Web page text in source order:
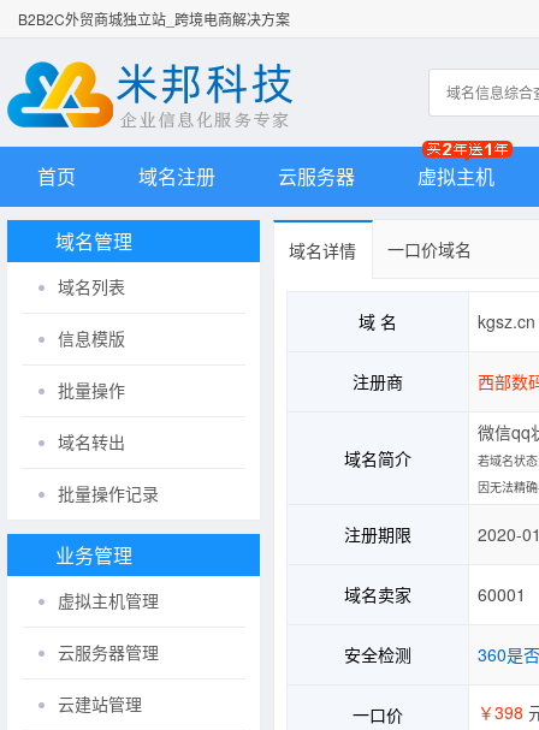
B2B2C外贸商城独立站_跨境电商解决方案
首页 域名注册 云服务器 虚拟主机
域名管理
域名列表
信息模版
批量操作
域名转出
批量操作记录
业务管理
虚拟主机管理
云服务器管理
云建站管理
域名详情 一口价域名
域 名 kgsz.cn
注册商 西部数
域名简介
微信qq
若域名状
因无法精
注册期限 2020-
域名卖家 60001
安全检测 360是
一口价 ￥398